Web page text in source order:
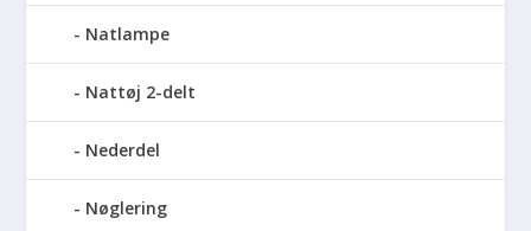
Natlampe
Nattøj 2-delt
Nederdel
Nøglering